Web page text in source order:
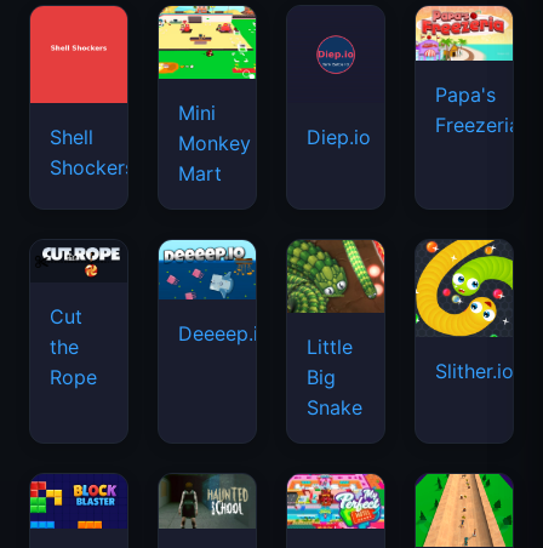
Shell
Shockers
Mini
Monkey
Mart
Diep.io
Papa's
Freezeria
Cut
the
Rope
Deeeep.io
Little
Big
Snake
Slither.io